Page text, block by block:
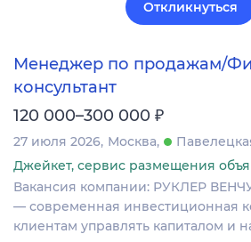
Откликнуться
Менеджер по продажам/
консультант
120 000–300 000 ₽
27 июля 2026 Москва
Джейкет, сервис размещения
Вакансия компании: РУКЛЕР
— современная инвестиционная
клиентам управлять капиталом и